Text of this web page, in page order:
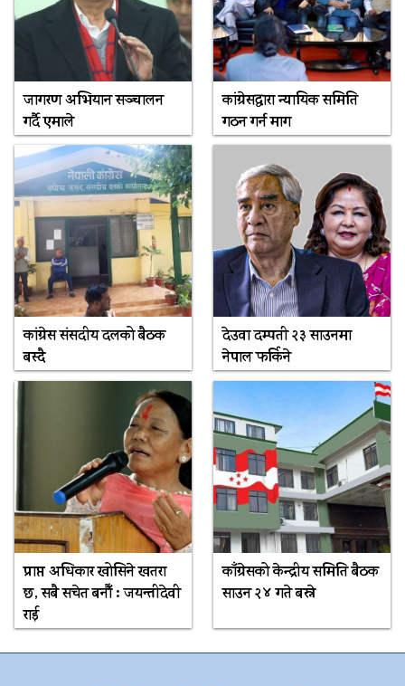
जागरण अभियान सञ्चालन
गर्दै एमाले
कांग्रेसद्वारा न्यायिक समिति
गठन गर्न माग
कांग्रेस संसदीय दलको बैठक
बस्दै
देउवा दम्पती २३ साउनमा
नेपाल फर्किने
प्राप्त अधिकार खोसिने खतरा
छ, सबै सचेत बनौँ : जयन्तीदेवी
राई
काँग्रेसको केन्द्रीय समिति बैठक
साउन २४ गते बस्ने